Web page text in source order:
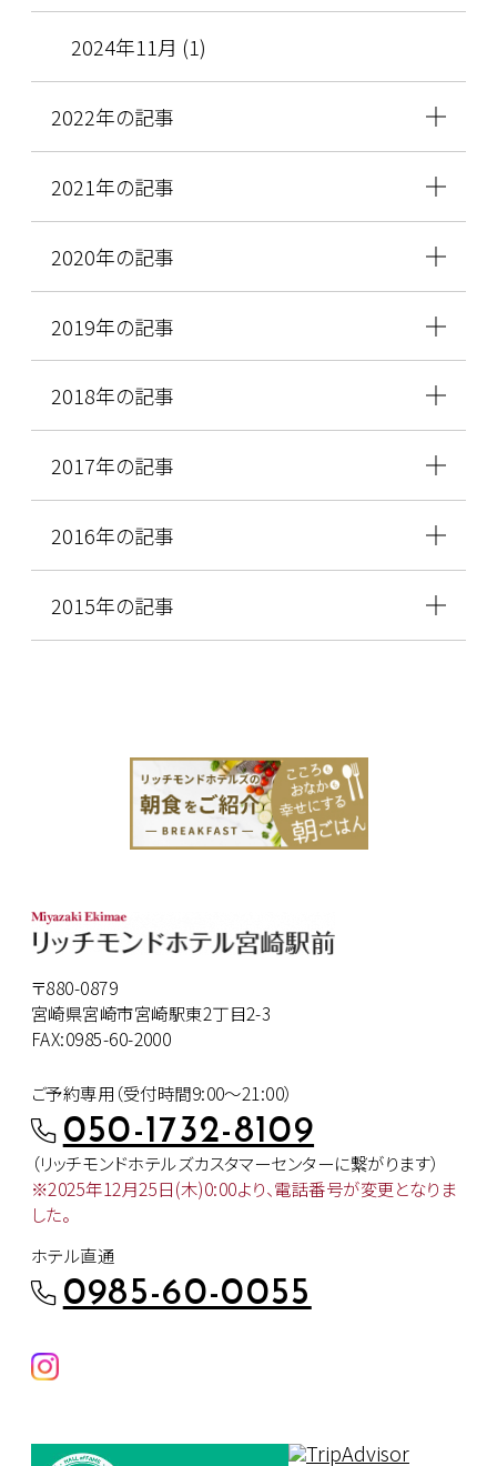
2024年11月 (1)
2022年の記事
2021年の記事
2020年の記事
2019年の記事
2018年の記事
2017年の記事
2016年の記事
2015年の記事
〒880-0879
宮崎県宮崎市宮崎駅東2丁目2-3
FAX:0985-60-2000
ご予約専用（受付時間9:00～21:00）
050-1732-8109
（リッチモンドホテルズカスタマーセンターに繋がります）
※2025年12月25日(木)0:00より、電話番号が変更となりま
した。
ホテル直通
0985-60-0055